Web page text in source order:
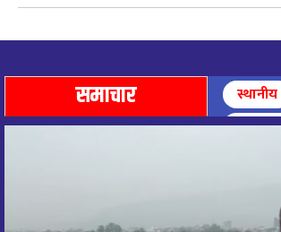
७
८ महिना अघि
८
आज पाथिभारा माताको दर्शन गरि,
आज माताभगवती जगज्जननी
समाचार स्थानीय